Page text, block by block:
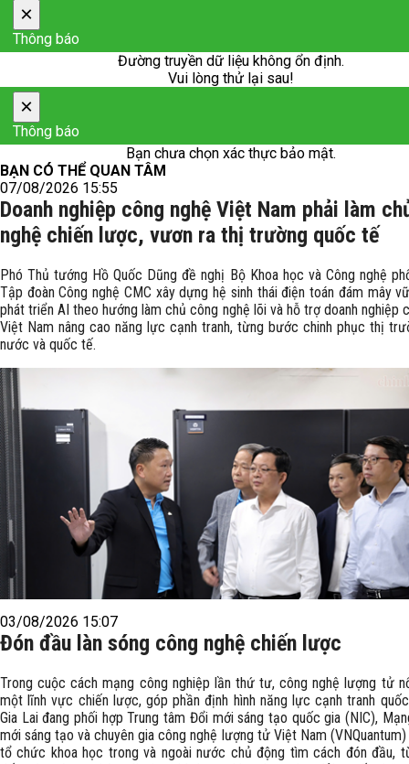
×
Thông báo
Đường truyền dữ liệu không ổn định.
Vui lòng thử lại sau!
×
Thông báo
Bạn chưa chọn xác thực bảo mật.
BẠN CÓ THỂ QUAN TÂM
07/08/2026 15:55
Doanh nghiệp công nghệ Việt Nam phải làm
nghệ chiến lược, vươn ra thị trường quốc tế
Phó Thủ tướng Hồ Quốc Dũng đề nghị Bộ Khoa học và Công nghệ
Tập đoàn Công nghệ CMC xây dựng hệ sinh thái điện toán đám mây
phát triển AI theo hướng làm chủ công nghệ lõi và hỗ trợ doanh nghiệp
Việt Nam nâng cao năng lực cạnh tranh, từng bước chinh phục thị
nước và quốc tế.
03/08/2026 15:07
Đón đầu làn sóng công nghệ chiến lược
Trong cuộc cách mạng công nghiệp lần thứ tư, công nghệ lượng tử
một lĩnh vực chiến lược, góp phần định hình năng lực cạnh tranh
Gia Lai đang phối hợp Trung tâm Đổi mới sáng tạo quốc gia (NIC),
mới sáng tạo và chuyên gia công nghệ lượng tử Việt Nam
tổ chức khoa học trong và ngoài nước chủ động tìm cách đón đầu,